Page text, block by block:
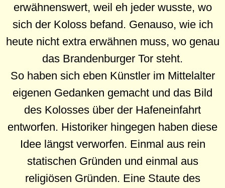
erwähnenswert, weil eh jeder wusste, wo
sich der Koloss befand. Genauso, wie ich
heute nicht extra erwähnen muss, wo genau
das Brandenburger Tor steht.
So haben sich eben Künstler im Mittelalter
eigenen Gedanken gemacht und das Bild
des Kolosses über der Hafeneinfahrt
entworfen. Historiker hingegen haben diese
Idee längst verworfen. Einmal aus rein
statischen Gründen und einmal aus
religiösen Gründen. Eine Staute des